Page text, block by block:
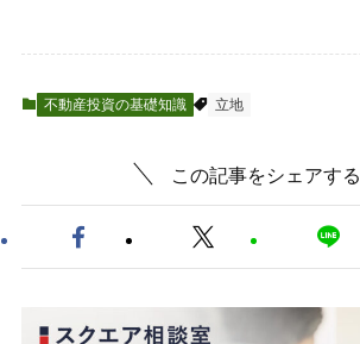
不動産投資の基礎知識 立地
この記事をシェアする